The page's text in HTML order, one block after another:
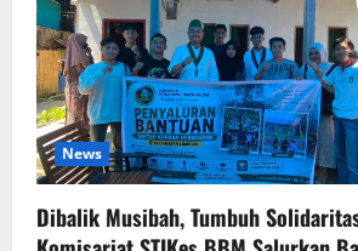
News
Dibalik Musibah, Tumbuh